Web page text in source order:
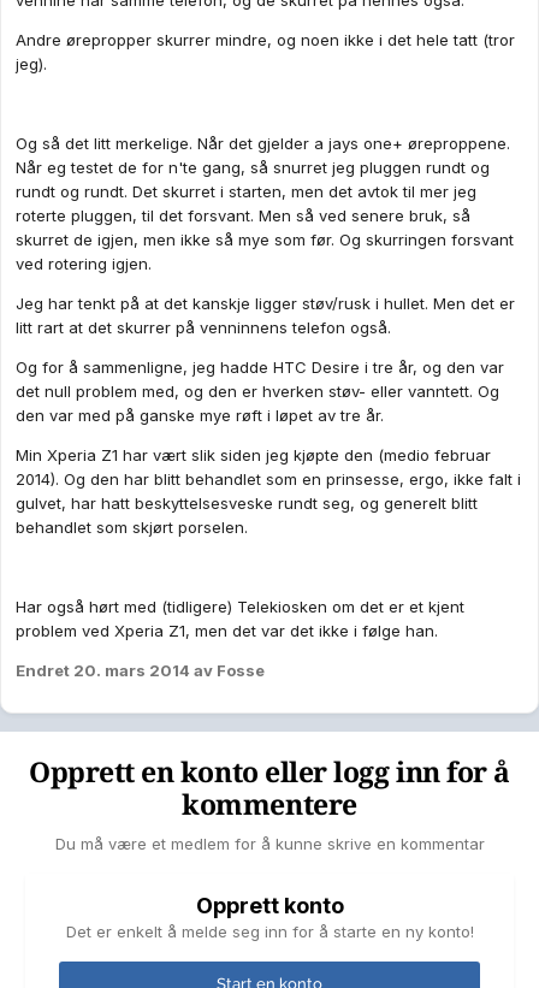
Andre ørepropper skurrer mindre, og noen ikke i det hele tatt (tror
jeg).
Og så det litt merkelige. Når det gjelder a jays one+ øreproppene.
Når eg testet de for n'te gang, så snurret jeg pluggen rundt og
rundt og rundt. Det skurret i starten, men det avtok til mer jeg
roterte pluggen, til det forsvant. Men så ved senere bruk, så
skurret de igjen, men ikke så mye som før. Og skurringen forsvant
ved rotering igjen.
Jeg har tenkt på at det kanskje ligger støv/rusk i hullet. Men det er
litt rart at det skurrer på venninnens telefon også.
Og for å sammenligne, jeg hadde HTC Desire i tre år, og den var
det null problem med, og den er hverken støv- eller vanntett. Og
den var med på ganske mye røft i løpet av tre år.
Min Xperia Z1 har vært slik siden jeg kjøpte den (medio februar
2014). Og den har blitt behandlet som en prinsesse, ergo, ikke falt i
gulvet, har hatt beskyttelsesveske rundt seg, og generelt blitt
behandlet som skjørt porselen.
Har også hørt med (tidligere) Telekiosken om det er et kjent
problem ved Xperia Z1, men det var det ikke i følge han.
Endret 20. mars 2014 av Fosse
Opprett en konto eller logg inn for å
kommentere
Du må være et medlem for å kunne skrive en kommentar
Opprett konto
Det er enkelt å melde seg inn for å starte en ny konto!
Start en konto